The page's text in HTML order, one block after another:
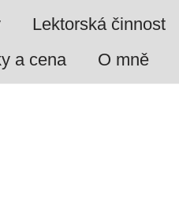
Lektorská činnost
a cena O mně